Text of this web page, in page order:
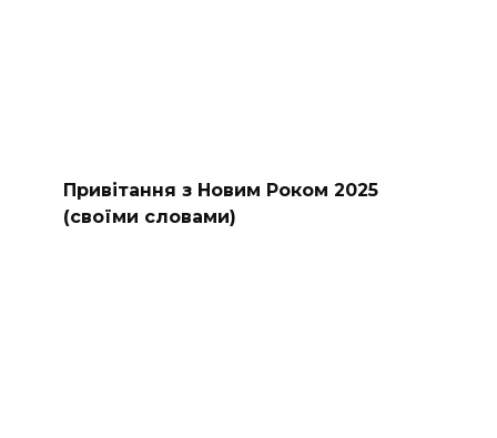
Привітання з Новим Роком 2025
(своїми словами)